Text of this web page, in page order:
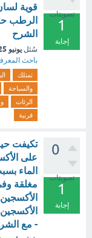
تصويتات
1
إجابة
قوية
الرطب
الشرح
سُئل يونيو 25
باحث
تمتلك
والسباحة
الرئات
قرنية
0
تصويتات
1
إجابة
تكيفت
على
الماء
مغلقة
- مع